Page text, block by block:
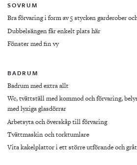
SOVRUM
Bra förvaring i form av 5 stycken garderober
Dubbelsängen får enkelt plats här
Fönster med fin vy
BADRUM
Badrum med extra allt
Wc, tvättställ med kommod och förvaring,
med lyxiga glasdörrar
Arbetsyta och överskåp till förvaring
Tvättmaskin och torktumlare
Vita kakelplattor i ett större utförande och